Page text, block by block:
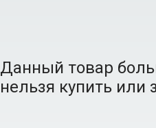
Данный товар
нельзя купить или